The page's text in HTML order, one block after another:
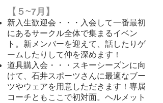
【５~7月】
新入生歓迎会・・・入会して一番最初
にあるサークル全体で集まるイベン
ト。新メンバーを迎えて、話したりゲ
ームしたりして仲を深めます！
道具購入会・・・スキーシーズンに向
けて、石井スポーツさんに最適なブー
ツやウェアを用意しただきます！専属
コーチともここで初対面。ヘルメット